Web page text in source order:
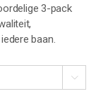
3-pack
baan.
